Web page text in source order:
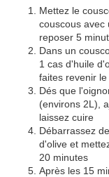
Mettez le
couscous avec
reposer 5
Dans un
1 cas d'huile
faites revenir
Dés que
(environs 2L),
laissez cuire
Débarrassez
d'olive et
20 minutes
Après les 15